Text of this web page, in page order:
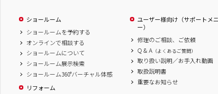
ショールーム
ショールームを予約する
オンラインで相談する
ショールームについて
ショールーム展示検索
ショールーム360°バーチャル体感
リフォーム
ユーザー様向け（サポートメ
ー）
修理のご相談、ご依頼
Q & A （よくあるご質問）
取り扱い説明／お手入れ動画
取扱説明書
重要なお知らせ